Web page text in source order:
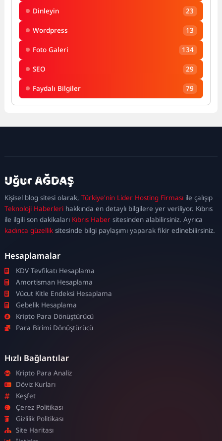
Dinleyin 23
Wordpress 13
Foto Galeri 134
SEO 29
Faydalı Bilgiler 79
Kişisel blog sitesi olarak,Türkiye'nin Lider Hosting Firması ile çalışıp
Teknoloji Haberleri hakkında en detaylı bilgilere yer veriliyor. Kıbrıs
ile ilgili son dakikaları Kıbrıs Haber sitesinden alabilirsiniz. Ayrıca
kadınca güzellik sitesinde bilgi paylaşımı yaparak fikir edinebilirsiniz.
kadıköy
escortmaltepe
escortataşehir
escortümraniye
escort
Hesaplamalar
KDV Tevfikatı Hesaplama
Amortisman Hesaplama
Vücut Kitle Endeksi Hesaplama
Gebelik Hesaplama
Kripto Para Dönüştürücü
Para Birimi Dönüştürücü
Hızlı Bağlantılar
Kripto Para Analiz
Döviz Kurları
Keşfet
Çerez Politikası
Gizlilik Politikası
Site Haritası